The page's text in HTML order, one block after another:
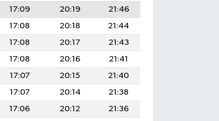
17:09 20:19
21:46
17:08 20:18
21:44
17:08 20:17
21:43
17:08 20:16
21:41
17:07 20:15
21:40
17:07 20:14
21:38
17:06 20:12
21:36